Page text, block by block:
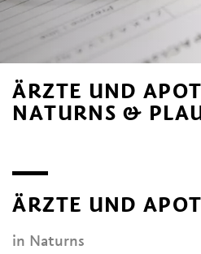
ÄRZTE UND
NATURNS &
ÄRZTE UND
in Naturns